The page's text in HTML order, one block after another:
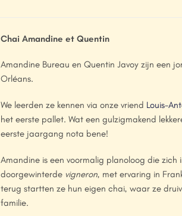
Chai Amandine et Quentin
Amandine Bureau en Quentin Javoy zijn een
Orléans.
We leerden ze kennen via onze vriend Louis-
het eerste pallet. Wat een gulzigmakend
eerste jaargang nota bene!
Amandine is een voormalig planoloog die
doorgewinterde vigneron, met ervaring in
terug startten ze hun eigen chai, waar ze
familie.